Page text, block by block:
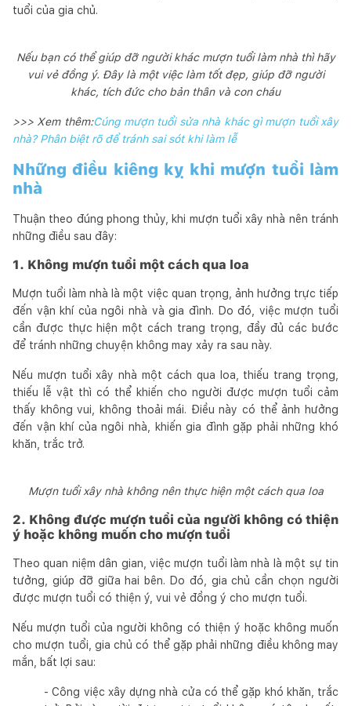
tuổi của gia chủ.
Nếu bạn có thể giúp đỡ người khác mượn tuổi làm nhà thì hãy
vui vẻ đồng ý. Đây là một việc làm tốt đẹp, giúp đỡ người
khác, tích đức cho bản thân và con cháu
>>> Xem thêm:Cúng mượn tuổi sửa nhà khác gì mượn tuổi xây
nhà? Phân biệt rõ để tránh sai sót khi làm lễ
Những điều kiêng kỵ khi mượn tuổi làm
nhà
Thuận theo đúng phong thủy, khi mượn tuổi xây nhà nên tránh
những điều sau đây:
1. Không mượn tuổi một cách qua loa
Mượn tuổi làm nhà là một việc quan trọng, ảnh hưởng trực tiếp
đến vận khí của ngôi nhà và gia đình. Do đó, việc mượn tuổi
cần được thực hiện một cách trang trọng, đầy đủ các bước
để tránh những chuyện không may xảy ra sau này.
Nếu mượn tuổi xây nhà một cách qua loa, thiếu trang trọng,
thiếu lễ vật thì có thể khiến cho người được mượn tuổi cảm
thấy không vui, không thoải mái. Điều này có thể ảnh hưởng
đến vận khí của ngôi nhà, khiến gia đình gặp phải những khó
khăn, trắc trở.
Mượn tuổi xây nhà không nên thực hiện một cách qua loa
2. Không được mượn tuổi của người không có thiện
ý hoặc không muốn cho mượn tuổi
Theo quan niệm dân gian, việc mượn tuổi làm nhà là một sự tin
tưởng, giúp đỡ giữa hai bên. Do đó, gia chủ cần chọn người
được mượn tuổi có thiện ý, vui vẻ đồng ý cho mượn tuổi.
Nếu mượn tuổi của người không có thiện ý hoặc không muốn
cho mượn tuổi, gia chủ có thể gặp phải những điều không may
mắn, bất lợi sau:
- Công việc xây dựng nhà cửa có thể gặp khó khăn, trắc